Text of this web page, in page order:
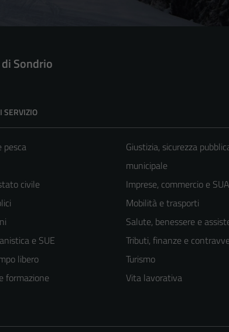
Sondrio
SERVIZIO
pesca
civile
e SUE
libero
formazione
Giustizia, sicurezza
municipale
Imprese, commercio e
Mobilità e trasporti
Salute, benessere e
Tributi, finanze e
Turismo
Vita lavorativa